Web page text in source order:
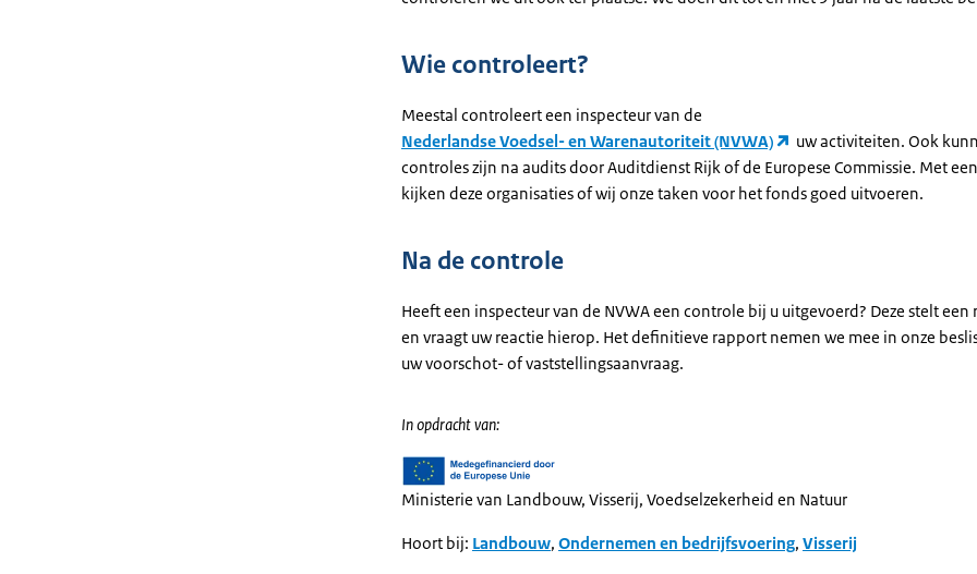
Wie controleert?
Meestal controleert een inspecteur van de
Nederlandse Voedsel- en Warenautoriteit (NVWA)
uw activiteiten. Ook
controles zijn na audits door Auditdienst Rijk of de Europese Commissie. Met
kijken deze organisaties of wij onze taken voor het fonds goed uitvoeren.
Na de controle
Heeft een inspecteur van de NVWA een controle bij u uitgevoerd? Deze stelt
en vraagt uw reactie hierop. Het definitieve rapport nemen we mee in onze
uw voorschot- of vaststellingsaanvraag.
In opdracht van:
Ministerie van Landbouw, Visserij, Voedselzekerheid en Natuur
Hoort bij: Landbouw, Ondernemen en bedrijfsvoering, Visserij